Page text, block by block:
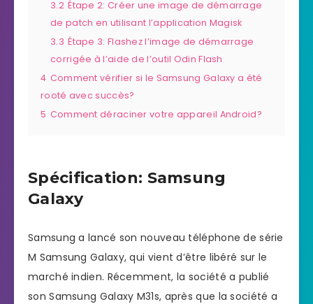
3.2 Étape 2: Créer une image de démarrage
de patch en utilisant l’application Magisk
3.3 Étape 3: Flashez l’image de démarrage
corrigée à l’aide de l’outil Odin Flash
4 Comment vérifier si le Samsung Galaxy a été
rooté avec succès?
5 Comment déraciner votre appareil Android?
Spécification: Samsung
Galaxy
Samsung a lancé son nouveau téléphone de série
M Samsung Galaxy, qui vient d’être libéré sur le
marché indien. Récemment, la société a publié
son Samsung Galaxy M31s, après que la société a